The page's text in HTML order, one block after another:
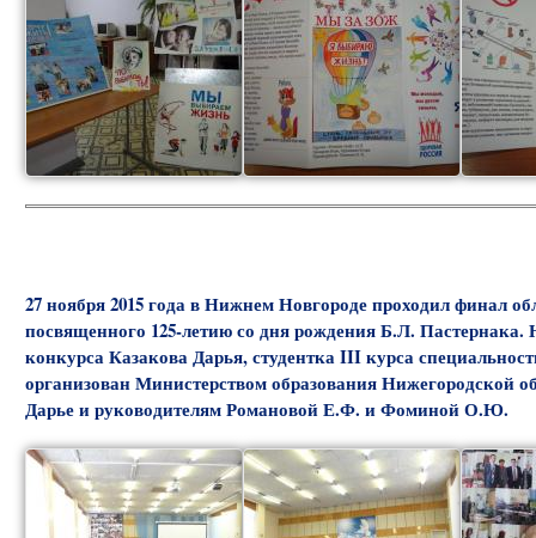
27 ноября 2015 года в Нижнем Новгороде проходил финал
посвященного 125-летию со дня рождения Б.Л.
конкурса Казакова Дарья, студентка III курса
организован Министерством образования Нижегородской
Дарье и руководителям Романовой Е.Ф. и Фоминой О.Ю.